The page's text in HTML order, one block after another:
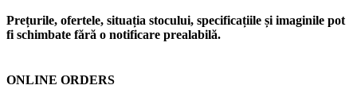
Prețurile, ofertele, situația stocului, specificațiile și imaginile pot
fi schimbate fără o notificare prealabilă.
ONLINE ORDERS